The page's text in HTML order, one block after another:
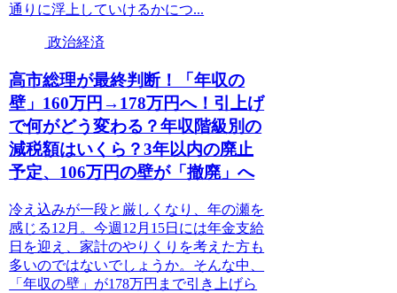
通りに浮上していけるかにつ...
政治経済
高市総理が最終判断！「年収の
壁」160万円→178万円へ！引上げ
で何がどう変わる？年収階級別の
減税額はいくら？3年以内の廃止
予定、106万円の壁が「撤廃」へ
冷え込みが一段と厳しくなり、年の瀬を
感じる12月。今週12月15日には年金支給
日を迎え、家計のやりくりを考えた方も
多いのではないでしょうか。そんな中、
「年収の壁」が178万円まで引き上げら